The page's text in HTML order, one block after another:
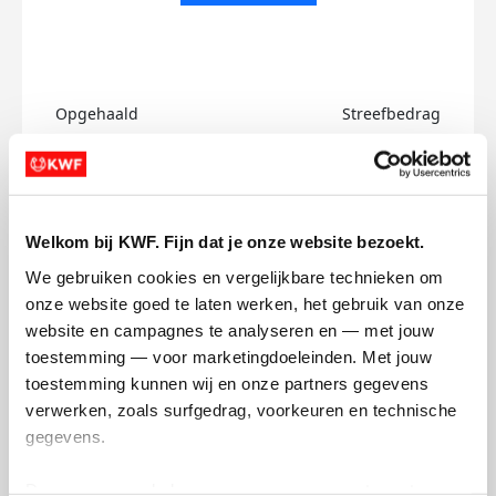
Welkom bij KWF. Fijn dat je onze website bezoekt.
We gebruiken cookies en vergelijkbare technieken om
onze website goed te laten werken, het gebruik van onze
website en campagnes te analyseren en — met jouw
toestemming — voor marketingdoeleinden. Met jouw
toestemming kunnen wij en onze partners gegevens
verwerken, zoals surfgedrag, voorkeuren en technische
gegevens.
Opgehaald Streefbedrag
Peter's badges